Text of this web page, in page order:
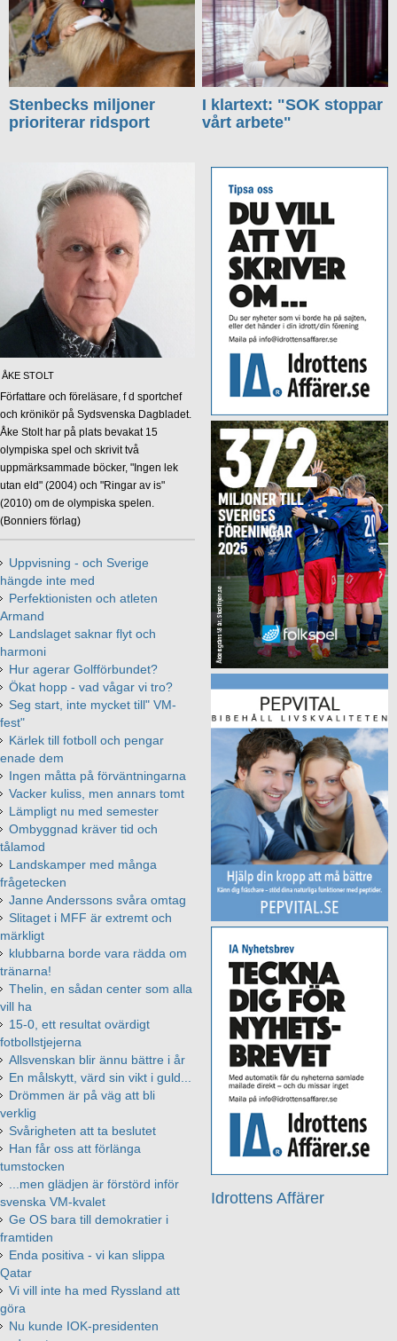
Stenbecks miljoner
prioriterar ridsport
I klartext: "SOK stoppar
vårt arbete"
Idrottens Affärer
ÅKE STOLT
Författare och föreläsare, f d sportchef
och krönikör på Sydsvenska Dagbladet.
Åke Stolt har på plats bevakat 15
olympiska spel och skrivit två
uppmärksammade böcker, "Ingen lek
utan eld" (2004) och "Ringar av is"
(2010) om de olympiska spelen.
(Bonniers förlag)
Uppvisning - och Sverige
hängde inte med
Perfektionisten och atleten
Armand
Landslaget saknar flyt och
harmoni
Hur agerar Golfförbundet?
Ökat hopp - vad vågar vi tro?
Seg start, inte mycket till" VM-
fest"
Kärlek till fotboll och pengar
enade dem
Ingen måtta på förväntningarna
Vacker kuliss, men annars tomt
Lämpligt nu med semester
Ombyggnad kräver tid och
tålamod
Landskamper med många
frågetecken
Janne Anderssons svåra omtag
Slitaget i MFF är extremt och
märkligt
klubbarna borde vara rädda om
tränarna!
Thelin, en sådan center som alla
vill ha
15-0, ett resultat ovärdigt
fotbollstjejerna
Allsvenskan blir ännu bättre i år
En målskytt, värd sin vikt i guld...
Drömmen är på väg att bli
verklig
Svårigheten att ta beslutet
Han får oss att förlänga
tumstocken
...men glädjen är förstörd inför
svenska VM-kvalet
Ge OS bara till demokratier i
framtiden
Enda positiva - vi kan slippa
Qatar
Vi vill inte ha med Ryssland att
göra
Nu kunde IOK-presidenten